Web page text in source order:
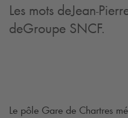
Les mots deJean-
deGroupe SNCF.
Le pôle Gare de Chartres